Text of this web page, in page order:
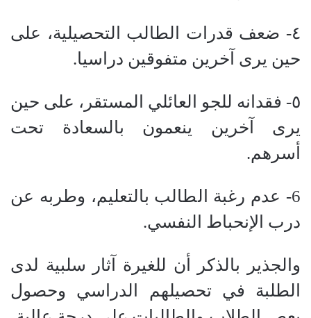
٤- ضعف قدرات الطالب التحصيلية، على
حين يرى آخرين متفوقين دراسيا.
٥- فقدانه للجو العائلي المستقر، على حين
يرى آخرين ينعمون بالسعادة تحت
أسرهم.
6- عدم رغبة الطالب بالتعليم، وطربه عن
درب الإنحباط النفسي.
والجذير بالذكر أن للغيرة آثار سلبية لدى
الطلبة في تحصيلهم الدراسي وحصول